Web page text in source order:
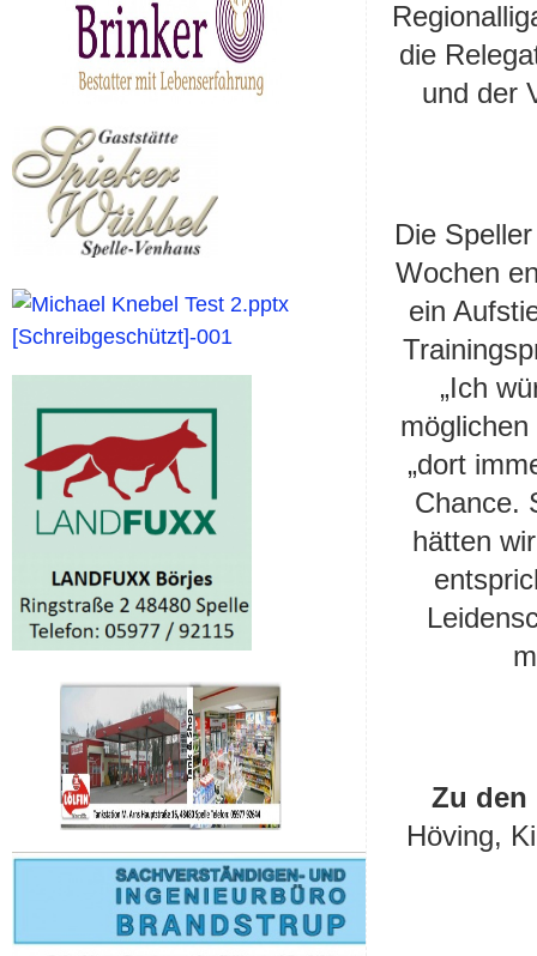
die
und der
Die
Wochen
ein
„Ich
„dort
Chance.
hätten
Zu den
Höving,